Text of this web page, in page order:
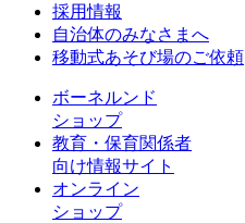
採用情報
自治体のみなさまへ
移動式あそび場のご依頼
ボーネルンド
ショップ
教育・保育関係者
向け情報サイト
オンライン
ショップ